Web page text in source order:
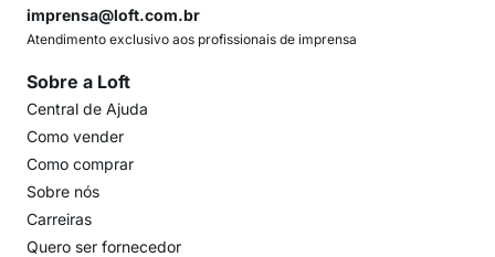
imprensa@loft.com.br
Atendimento exclusivo aos profissionais de imprensa
Sobre a Loft
Central de Ajuda
Como vender
Como comprar
Sobre nós
Carreiras
Quero ser fornecedor